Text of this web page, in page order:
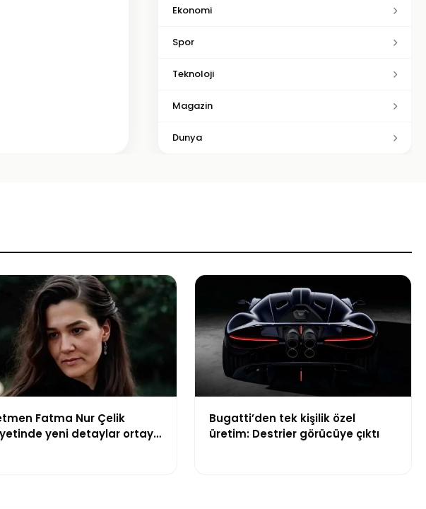
Ekonomi
Spor
Teknoloji
Magazin
Dunya
Fatma Nur Çelik
yeni detaylar ortaya
Bugatti’den tek kişilik özel
üretim: Destrier görücüye çıktı